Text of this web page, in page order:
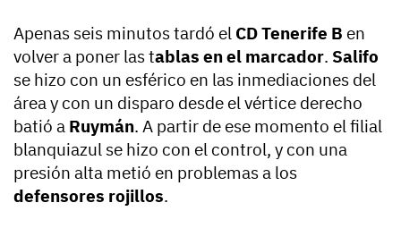
Apenas seis minutos tardó el CD Tenerife B en
volver a poner las tablas en el marcador. Salifo
se hizo con un esférico en las inmediaciones del
área y con un disparo desde el vértice derecho
batió a Ruymán. A partir de ese momento el filial
blanquiazul se hizo con el control, y con una
presión alta metió en problemas a los
defensores rojillos.